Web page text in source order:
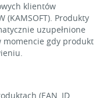
klientów
(KAMSOFT). Produkty
uzupełnione
momencie gdy produkt
(EAN, ID,